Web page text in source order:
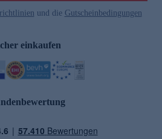
und die Gutscheinbedingungen
einkaufen